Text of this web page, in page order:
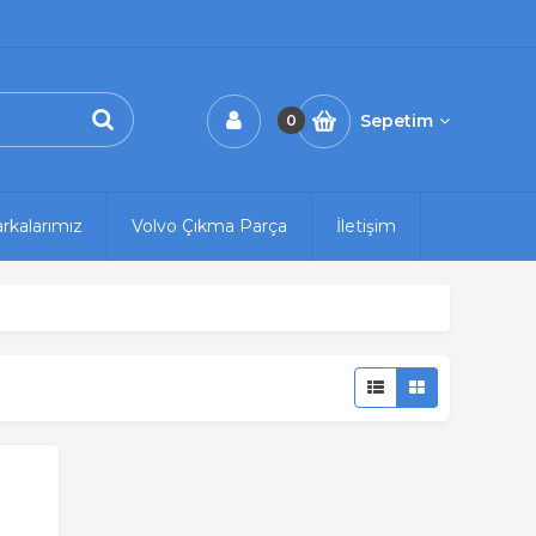
0 Sepetim
Volvo Çıkma Parça İletişim